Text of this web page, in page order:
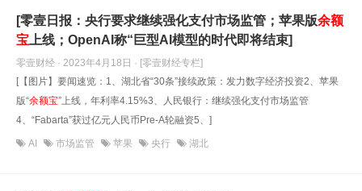
[零壹日报：央行要求继续强化支付市场监管；苹果版余额
宝 上线；OpenAI称“巨型AI模型的时代即将结束]
零壹财经 · 2023年4月18日 · [零壹财经专栏]
[【图片】要闻速览：1、湖北省“30条”接续政策：发力数字经济投资2、苹果
版“余额宝”上线，年利率4.15%3、人民银行：继续强化支付市场监管
4、“Fabarta”获过亿元人民币Pre-A轮融资5、]
AI 市场监管 苹果 央行 湖北